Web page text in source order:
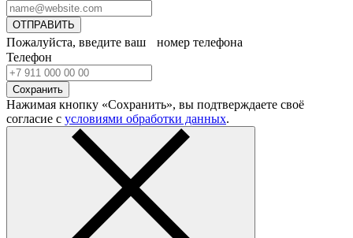
ОТПРАВИТЬ
Пожалуйста, введите ваш номер телефона
Телефон
Сохранить
Нажимая кнопку «Сохранить», вы подтверждаете своё
согласие с условиями обработки данных.